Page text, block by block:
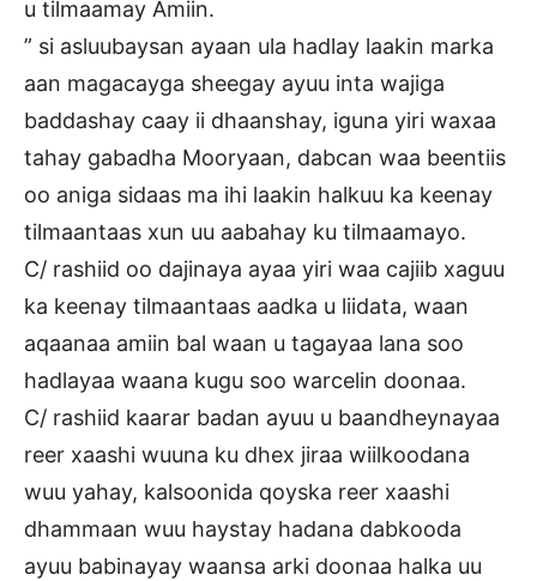
u tilmaamay Amiin.
” si asluubaysan ayaan ula hadlay laakin marka
aan magacayga sheegay ayuu inta wajiga
baddashay caay ii dhaanshay, iguna yiri waxaa
tahay gabadha Mooryaan, dabcan waa beentiis
oo aniga sidaas ma ihi laakin halkuu ka keenay
tilmaantaas xun uu aabahay ku tilmaamayo.
C/ rashiid oo dajinaya ayaa yiri waa cajiib xaguu
ka keenay tilmaantaas aadka u liidata, waan
aqaanaa amiin bal waan u tagayaa lana soo
hadlayaa waana kugu soo warcelin doonaa.
C/ rashiid kaarar badan ayuu u baandheynayaa
reer xaashi wuuna ku dhex jiraa wiilkoodana
wuu yahay, kalsoonida qoyska reer xaashi
dhammaan wuu haystay hadana dabkooda
ayuu babinayay waansa arki doonaa halka uu